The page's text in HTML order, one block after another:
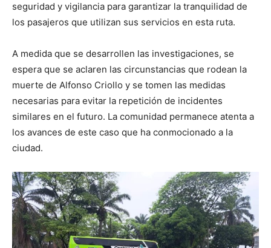
seguridad y vigilancia para garantizar la tranquilidad de
los pasajeros que utilizan sus servicios en esta ruta.
A medida que se desarrollen las investigaciones, se
espera que se aclaren las circunstancias que rodean la
muerte de Alfonso Criollo y se tomen las medidas
necesarias para evitar la repetición de incidentes
similares en el futuro. La comunidad permanece atenta a
los avances de este caso que ha conmocionado a la
ciudad.